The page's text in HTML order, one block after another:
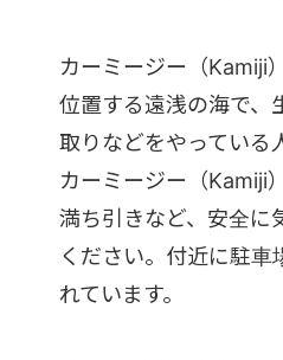
カーミージー（Kamiji
位置する遠浅の海で、
取りなどをやっている
カーミージー（Kamiji
満ち引きなど、安全に
ください。付近に駐車
れています。